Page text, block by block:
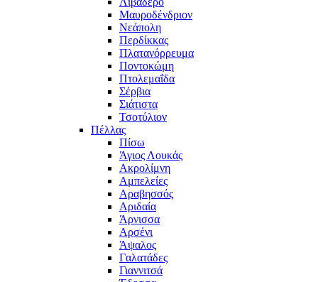
Μαυροδένδριον
Νεάπολη
Περδίκκας
Πλατανόρρευμα
Ποντοκώμη
Πτολεμαΐδα
Σέρβια
Σιάτιστα
Τσοτύλιον
Πέλλας
Πίσω
Άγιος Λουκάς
Ακρολίμνη
Αμπελείες
Αραβησσός
Αριδαία
Άρνισσα
Αρσένι
Άψαλος
Γαλατάδες
Γιαννιτσά